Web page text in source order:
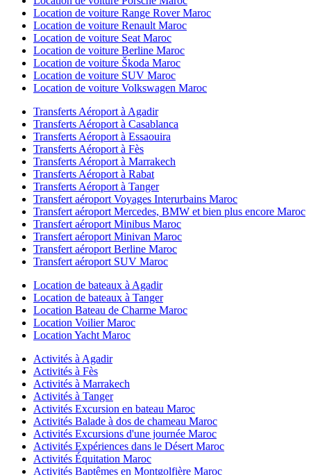
Location de voiture Range Rover Maroc
Location de voiture Renault Maroc
Location de voiture Seat Maroc
Location de voiture Berline Maroc
Location de voiture Škoda Maroc
Location de voiture SUV Maroc
Location de voiture Volkswagen Maroc
Transferts Aéroport à Agadir
Transferts Aéroport à Casablanca
Transferts Aéroport à Essaouira
Transferts Aéroport à Fès
Transferts Aéroport à Marrakech
Transferts Aéroport à Rabat
Transferts Aéroport à Tanger
Transfert aéroport Voyages Interurbains Maroc
Transfert aéroport Mercedes, BMW et bien plus encore Maroc
Transfert aéroport Minibus Maroc
Transfert aéroport Minivan Maroc
Transfert aéroport Berline Maroc
Transfert aéroport SUV Maroc
Location de bateaux à Agadir
Location de bateaux à Tanger
Location Bateau de Charme Maroc
Location Voilier Maroc
Location Yacht Maroc
Activités à Agadir
Activités à Fès
Activités à Marrakech
Activités à Tanger
Activités Excursion en bateau Maroc
Activités Balade à dos de chameau Maroc
Activités Excursions d'une journée Maroc
Activités Expériences dans le Désert Maroc
Activités Équitation Maroc
Activités Baptêmes en Montgolfière Maroc